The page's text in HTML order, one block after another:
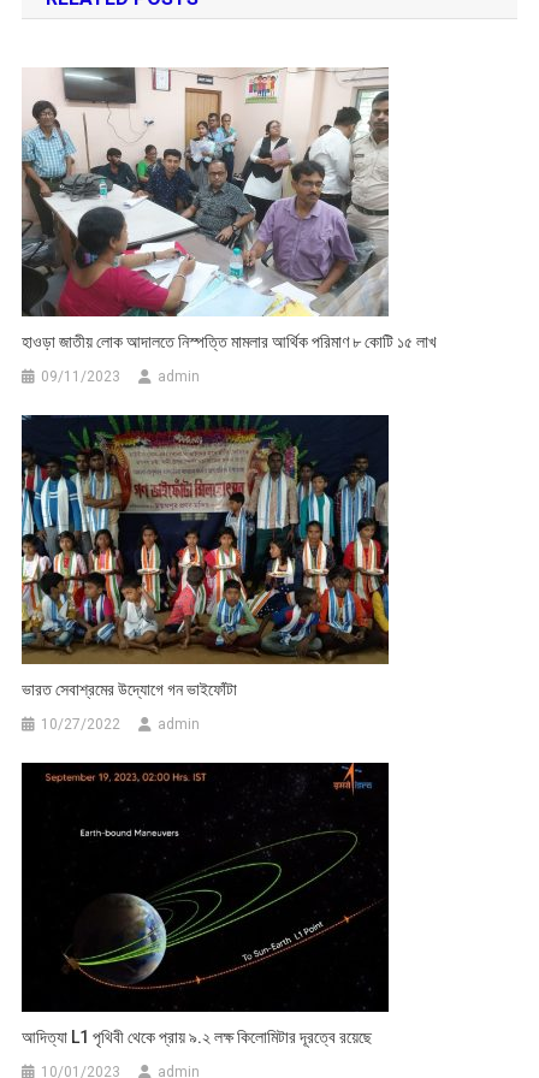
হাওড়া জাতীয় লোক আদালতে নিস্পত্তি মামলার আর্থিক পরিমাণ ৮ কোটি ১৫ লাখ
09/11/2023 admin
ভারত সেবাশ্রমের উদ্যোগে গন ভাইফোঁটা
10/27/2022 admin
আদিত্যা L1 পৃথিবী থেকে প্রায় ৯.২ লক্ষ কিলোমিটার দূরত্বে রয়েছে
10/01/2023 admin